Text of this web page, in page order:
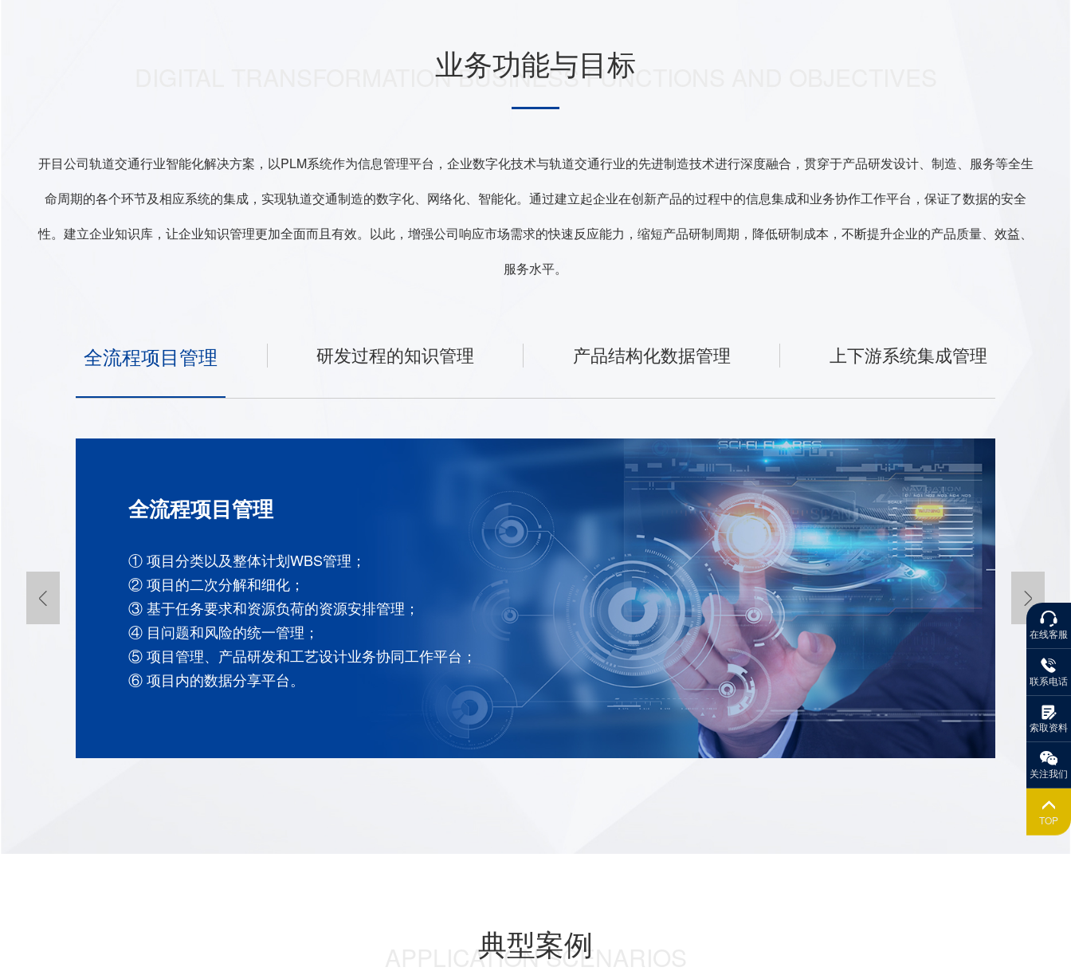
业务功能与目标
DIGITAL TRANSFORMATION BUSINESS FUNCTIONS AND OBJECTIVES
开目公司轨道交通行业智能化解决方案，以PLM系统作为信息管理平台，企业数字化技术与轨道交通行业的先进制造技术进行深度融合，贯穿于产品研发设计、制造、服务等全生
命周期的各个环节及相应系统的集成，实现轨道交通制造的数字化、网络化、智能化。通过建立起企业在创新产品的过程中的信息集成和业务协作工作平台，保证了数据的安全
性。建立企业知识库，让企业知识管理更加全面而且有效。以此，增强公司响应市场需求的快速反应能力，缩短产品研制周期，降低研制成本，不断提升企业的产品质量、效益、
服务水平。
全流程项目管理 研发过程的知识管理 产品结构化数据管理 上下游系统集成管理
全流程项目管理
① 项目分类以及整体计划WBS管理；
② 项目的二次分解和细化；
③ 基于任务要求和资源负荷的资源安排管理；
④ 目问题和风险的统一管理；
⑤ 项目管理、产品研发和工艺设计业务协同工作平台；
⑥ 项目内的数据分享平台。
③
理
④
典型案例
APPLICATION SCENARIOS
在线客服
联系电话
索取资料
关注我们
TOP